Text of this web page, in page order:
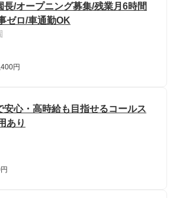
長/オープニング募集/残業月6時間
ゼロ/車通勤OK
円
安心・高時給も目指せるコールス
あり